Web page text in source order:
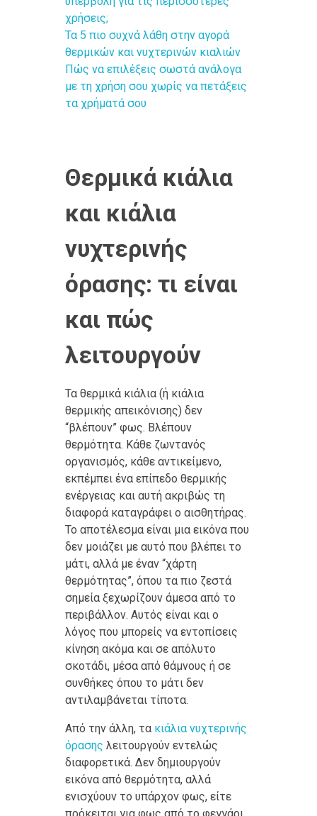
χρήσεις;
Τα 5 πιο συχνά λάθη στην αγορά
θερμικών και νυχτερινών κιαλιών
Πώς να επιλέξεις σωστά ανάλογα
με τη χρήση σου χωρίς να πετάξεις
τα χρήματά σου
Θερμικά κιάλια
και κιάλια
νυχτερινής
όρασης: τι είναι
και πώς
λειτουργούν
Τα θερμικά κιάλια (ή κιάλια
θερμικής απεικόνισης) δεν
“βλέπουν” φως. Βλέπουν
θερμότητα. Κάθε ζωντανός
οργανισμός, κάθε αντικείμενο,
εκπέμπει ένα επίπεδο θερμικής
ενέργειας και αυτή ακριβώς τη
διαφορά καταγράφει ο αισθητήρας.
Το αποτέλεσμα είναι μια εικόνα που
δεν μοιάζει με αυτό που βλέπει το
μάτι, αλλά με έναν “χάρτη
θερμότητας”, όπου τα πιο ζεστά
σημεία ξεχωρίζουν άμεσα από το
περιβάλλον. Αυτός είναι και ο
λόγος που μπορείς να εντοπίσεις
κίνηση ακόμα και σε απόλυτο
σκοτάδι, μέσα από θάμνους ή σε
συνθήκες όπου το μάτι δεν
αντιλαμβάνεται τίποτα.
Από την άλλη, τα κιάλια νυχτερινής
όρασης λειτουργούν εντελώς
διαφορετικά. Δεν δημιουργούν
εικόνα από θερμότητα, αλλά
ενισχύουν το υπάρχον φως, είτε